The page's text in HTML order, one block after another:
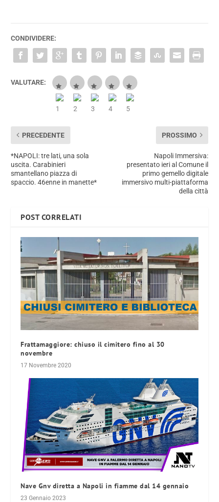
CONDIVIDERE:
VALUTARE:
PRECEDENTE
*NAPOLI: tre lati, una sola
uscita. Carabinieri
smantellano piazza di
spaccio. 46enne in manette*
PROSSIMO
Napoli Immersiva:
presentato ieri al Comune il
primo gemello digitale
immersivo multi-piattaforma
della città
POST CORRELATI
Frattamaggiore: chiuso il cimitero fino al 30
novembre
17 Novembre 2020
Nave Gnv diretta a Napoli in fiamme dal 14 gennaio
23 Gennaio 2023